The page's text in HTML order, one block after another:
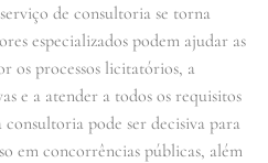
de consultoria se torna
especializados podem ajudar as
os processos licitatórios, a
e a atender a todos os requisitos
consultoria pode ser decisiva para
em concorrências públicas, além